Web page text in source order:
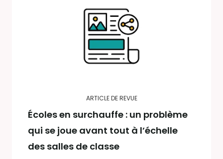
ARTICLE DE REVUE
Écoles en surchauffe : un problème
qui se joue avant tout à l’échelle
des salles de classe